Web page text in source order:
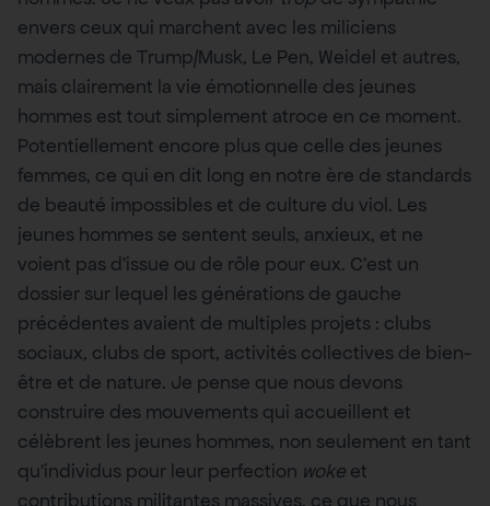
envers ceux qui marchent avec les miliciens
modernes de Trump/Musk, Le Pen, Weidel et autres,
mais clairement la vie émotionnelle des jeunes
hommes est tout simplement atroce en ce moment.
Potentiellement encore plus que celle des jeunes
femmes, ce qui en dit long en notre ère de standards
de beauté impossibles et de culture du viol. Les
jeunes hommes se sentent seuls, anxieux, et ne
voient pas d’issue ou de rôle pour eux. C’est un
dossier sur lequel les générations de gauche
précédentes avaient de multiples projets : clubs
sociaux, clubs de sport, activités collectives de bien-
être et de nature. Je pense que nous devons
construire des mouvements qui accueillent et
célèbrent les jeunes hommes, non seulement en tant
qu’individus pour leur perfection woke et
contributions militantes massives, ce que nous